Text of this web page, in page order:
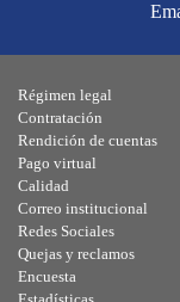
Régimen legal
Contratación
Rendición de cuentas
Pago virtual
Calidad
Correo institucional
Redes Sociales
Quejas y reclamos
Encuesta